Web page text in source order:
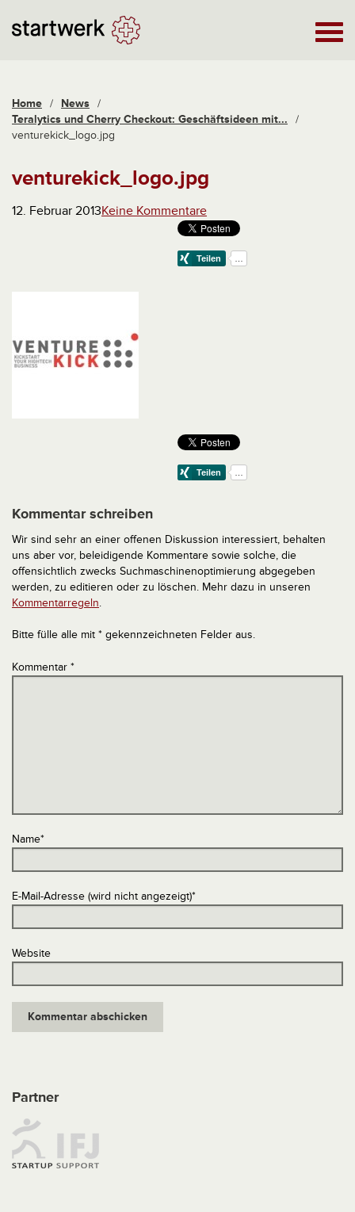
Home / News /
Teralytics und Cherry Checkout: Geschäftsideen mit...
/
venturekick_logo.jpg
venturekick_logo.jpg
12. Februar 2013Keine Kommentare
Kommentar schreiben
Wir sind sehr an einer offenen Diskussion interessiert, behalten
uns aber vor, beleidigende Kommentare sowie solche, die
offensichtlich zwecks Suchmaschinenoptimierung abgegeben
werden, zu editieren oder zu löschen. Mehr dazu in unseren
Kommentarregeln.
Bitte fülle alle mit * gekennzeichneten Felder aus.
Kommentar *
Name*
E-Mail-Adresse (wird nicht angezeigt)*
Website
Partner